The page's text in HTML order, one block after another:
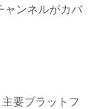
ャンネルがカバ
要プラットフ